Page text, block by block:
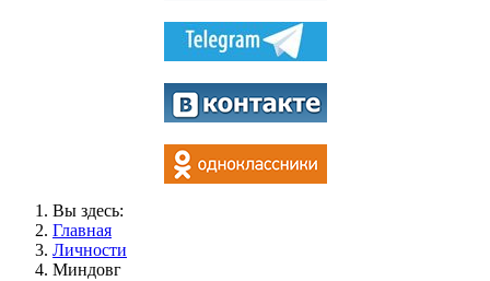
Вы здесь:
Главная
Личности
Миндовг